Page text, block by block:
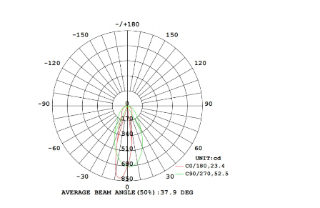
एसी एलईडी मॉड्यूल
डीसी एलईडी मॉड्यूल
बड़ा नीयन प्रकाश
मिनी वॉल वॉशर